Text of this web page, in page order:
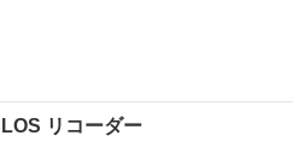
リコーダー